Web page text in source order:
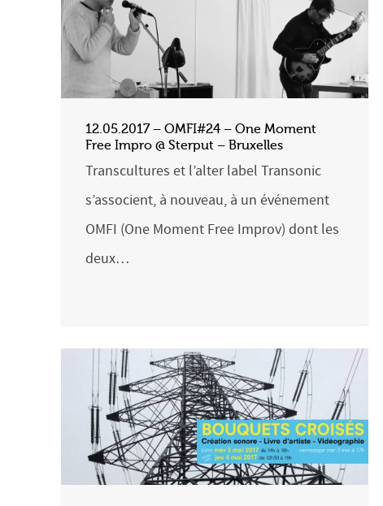
12.05.2017 – OMFI#24 – One Moment
Free Impro @ Sterput – Bruxelles
Transcultures et l’alter label Transonic
s’associent, à nouveau, à un événement
OMFI (One Moment Free Improv) dont les
deux…